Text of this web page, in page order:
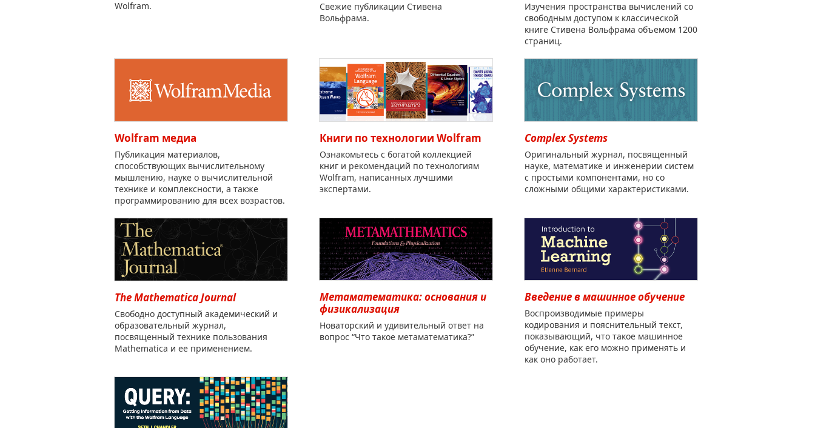
Wolfram.
Свежие публикации Стивена
Вольфрама.
Изучения пространства вычислений со
свободным доступом к классической
книге Стивена Вольфрама объемом 1200
страниц.
Wolfram медиа
Публикация материалов,
способствующих вычислительному
мышлению, науке о вычислительной
технике и комплексности, а также
программированию для всех возрастов.
Книги по технологии Wolfram
Ознакомьтесь с богатой коллекцией
книг и рекомендаций по технологиям
Wolfram, написанных лучшими
экспертами.
Complex Systems
Оригинальный журнал, посвященный
науке, математике и инженерии систем
с простыми компонентами, но со
сложными общими характеристиками.
The Mathematica Journal
Свободно доступный академический и
образовательный журнал,
посвященный технике пользования
Mathematica и ее применением.
Метаматематика: основания и
физикализация
Новаторский и удивительный ответ на
вопрос “Что такое метаматематика?”
Введение в машинное обучение
Воспроизводимые примеры
кодирования и пояснительный текст,
показывающий, что такое машинное
обучение, как его можно применять и
как оно работает.